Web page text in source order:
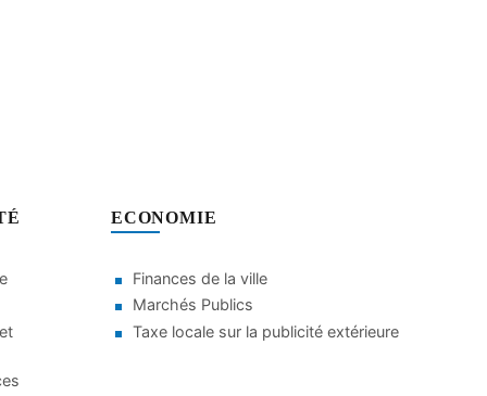
ECONOMIE
Finances de la ville
Marchés Publics
Taxe locale sur la publicité extérieure